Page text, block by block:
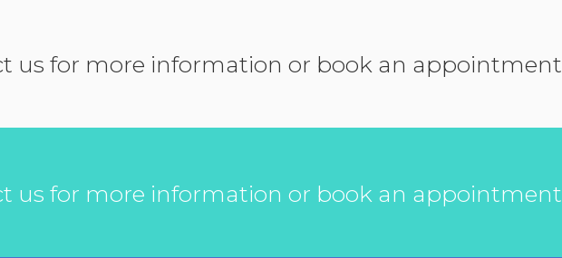
us for more information or book an appointment
us for more information or book an appointment